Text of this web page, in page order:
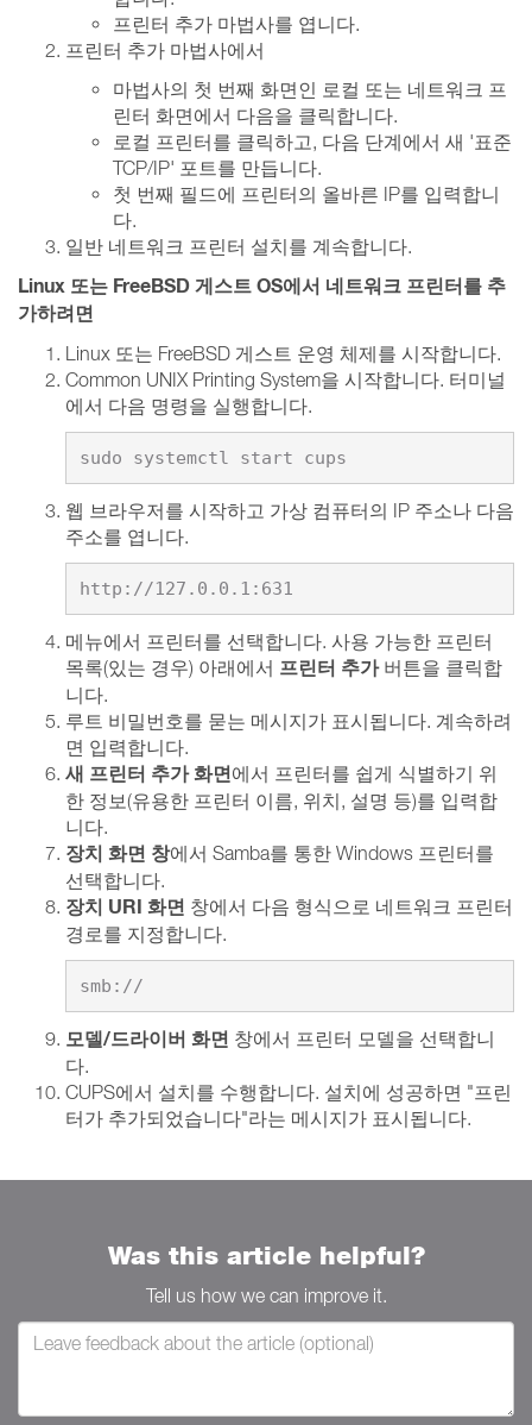
프린터 추가 마법사를 엽니다.
프린터 추가 마법사에서
마법사의 첫 번째 화면인 로컬 또는 네트워크 프
린터 화면에서 다음을 클릭합니다.
로컬 프린터를 클릭하고, 다음 단계에서 새 '표준
TCP/IP' 포트를 만듭니다.
첫 번째 필드에 프린터의 올바른 IP를 입력합니
다.
일반 네트워크 프린터 설치를 계속합니다.
Linux 또는 FreeBSD 게스트 OS에서 네트워크 프린터를 추
가하려면
Linux 또는 FreeBSD 게스트 운영 체제를 시작합니다.
Common UNIX Printing System을 시작합니다. 터미널
에서 다음 명령을 실행합니다.
sudo systemctl start cups
웹 브라우저를 시작하고 가상 컴퓨터의 IP 주소나 다음
주소를 엽니다.
http://127.0.0.1:631
메뉴에서 프린터를 선택합니다. 사용 가능한 프린터
목록(있는 경우) 아래에서 프린터 추가버튼을 클릭합
니다.
루트 비밀번호를 묻는 메시지가 표시됩니다. 계속하려
면 입력합니다.
새 프린터 추가 화면에서 프린터를 쉽게 식별하기 위
한 정보(유용한 프린터 이름, 위치, 설명 등)를 입력합
니다.
장치 화면 창에서 Samba를 통한 Windows 프린터를
선택합니다.
장치 URI 화면 창에서 다음 형식으로 네트워크 프린터
경로를 지정합니다.
smb://
모델/드라이버 화면 창에서 프린터 모델을 선택합니
다.
CUPS에서 설치를 수행합니다. 설치에 성공하면 "프린
터가 추가되었습니다"라는 메시지가 표시됩니다.
Was this article helpful?
Tell us how we can improve it.